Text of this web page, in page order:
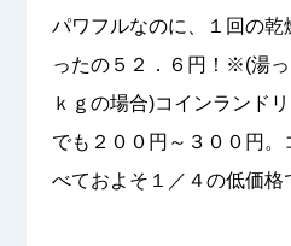
パワフルなのに、１回の乾
ったの５２．６円！※(湯
ｋｇの場合)コインランド
でも２００円～３００円
べておよそ１／４の低価格